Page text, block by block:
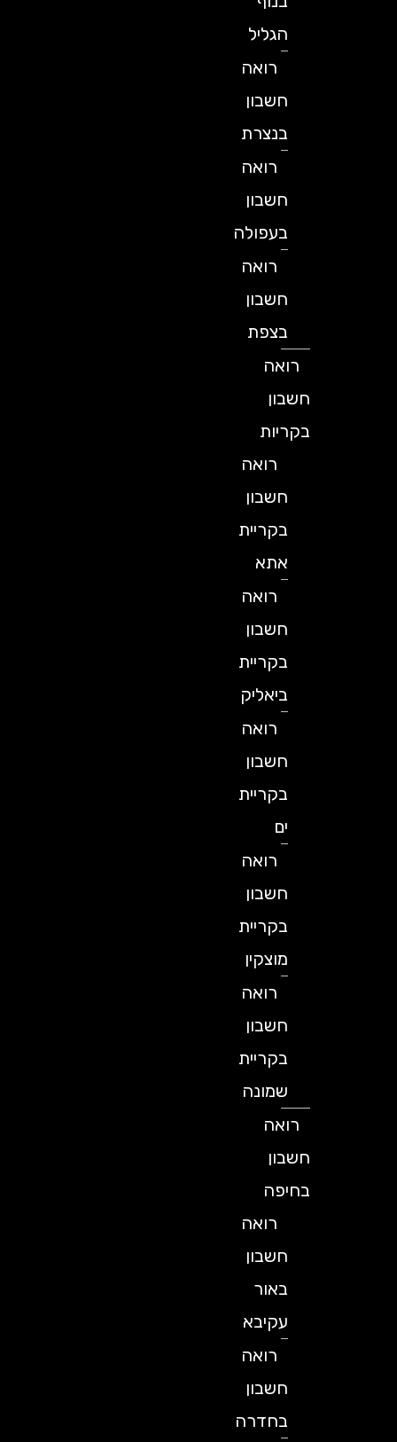
הגליל
רואה
חשבון
בנצרת
רואה
חשבון
בעפולה
רואה
חשבון
בצפת
רואה
חשבון
בקריות
רואה
חשבון
בקריית
אתא
רואה
חשבון
בקריית
ביאליק
רואה
חשבון
בקריית
רואה
חשבון
בקריית
מוצקין
רואה
חשבון
בקריית
שמונה
רואה
חשבון
בחיפה
רואה
חשבון
באור
עקיבא
רואה
חשבון
בחדרה